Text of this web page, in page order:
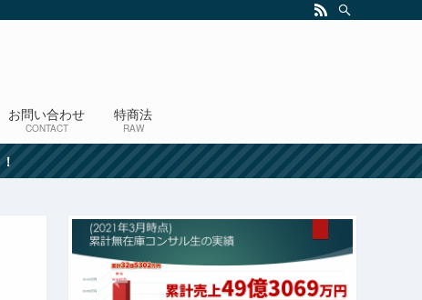
お問い合わせ
CONTACT
特商法
RAW